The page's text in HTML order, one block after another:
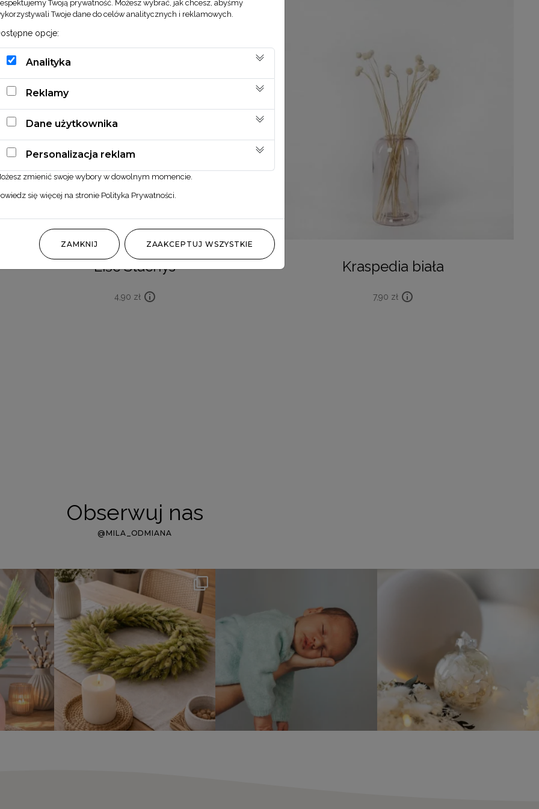
Liść Stachys
4,90 zł
Kraspedia biała
7,90 zł
Obserwuj nas
@MILA_ODMIANA
Twoją prywatność. Możesz wybrać, jak chcesz, abyśmy
Twoje dane do celów analitycznych i reklamowych.
opcje:
Analityka
Reklamy
Dane użytkownika
Personalizacja reklam
zmienić swoje wybory w dowolnym momencie.
się więcej na stronie Polityka Prywatności.
ZAMKNIJ ZAAKCEPTUJ WSZYSTKIE